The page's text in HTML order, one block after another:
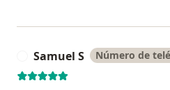
Samuel S Número de